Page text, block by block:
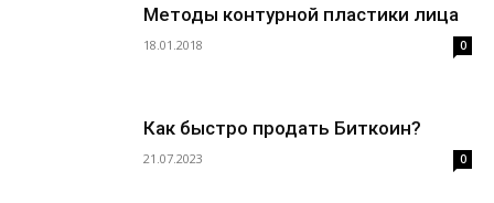
Методы контурной пластики лица
18.01.2018 0
Как быстро продать Биткоин?
21.07.2023 0